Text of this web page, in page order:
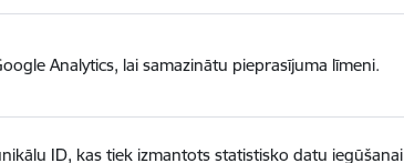
Analytics, lai samazinātu pieprasījuma līmeni.
ID, kas tiek izmantots statistisko datu iegūšanai